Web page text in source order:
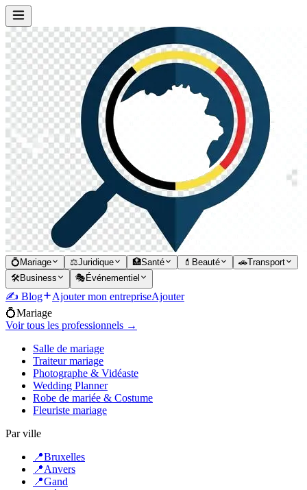
💍 Mariage ⚖️Juridique 🏥Santé 💄 Beauté 🚗Transport
🛠️Business 🎭 Événementiel
✍️ Blog Ajouter mon entrepriseAjouter
💍Mariage
Voir tous les professionnels →
Salle de mariage
Traiteur mariage
Photographe & Vidéaste
Wedding Planner
Robe de mariée & Costume
Fleuriste mariage
Par ville
📍Bruxelles
📍Anvers
📍Gand